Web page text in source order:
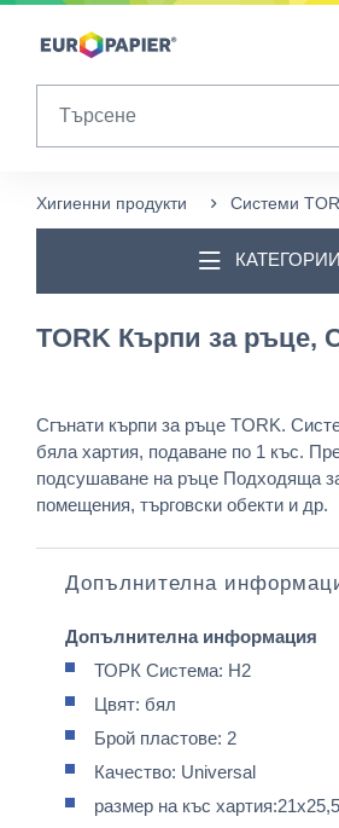
Table Of Content
Продукти в допълнение към този
Други продукти, които може да ви
Хигиенни продукти Системи
КАТЕГОРИИ
TORK Кърпи за ръце,
Сгънати кърпи за ръце TORK.
бяла хартия, подаване по 1 къс.
подсушаване на ръце Подходяща
помещения, търговски обекти и др.
Допълнителна
Допълнителна информация
ТОРК Система: H2
Цвят: бял
Брой пластове: 2
Качество: Universal
размер на къс